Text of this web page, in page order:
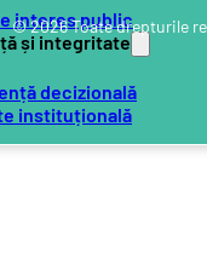
interes public
și integritate
decizională
instituțională
© 2026 Toate drepturile